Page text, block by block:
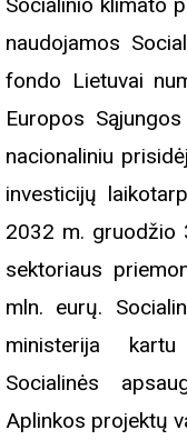
Socialinio klimato
naudojamos
fondo Lietuvai
Europos
nacionaliniu
investicijų
2032 m. gruodžio
sektoriaus
mln. eurų.
ministerija
Socialinės
Aplinkos projektų